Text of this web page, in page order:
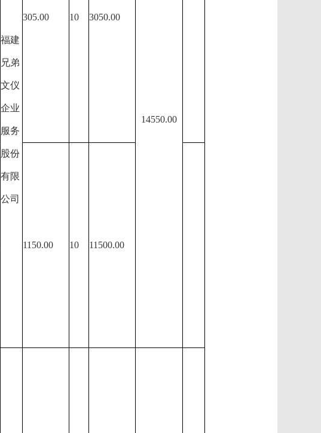
福建
兄弟
文仪
企业
服务
股份
有限
公司
305.00 10 3050.00
14550.00
1150.00 10 11500.00